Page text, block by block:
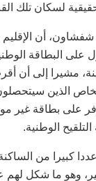
لسكان تلك
أن
البطاقة
مشيرا إلى أن
الذين
على بطاقة غير
الوطنية.
كبيرا من
وهو ما شكل لهم